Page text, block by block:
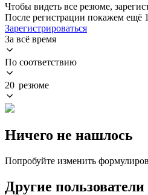
Чтобы видеть все резюме,
После регистрации покажем ещё
Зарегистрироваться
За всё время
По соответствию
20 резюме
Ничего не нашлось
Попробуйте изменить
Другие